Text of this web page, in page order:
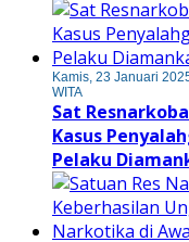
Kamis, 23 Januari
WITA
Sat
Kasus
Pelaku